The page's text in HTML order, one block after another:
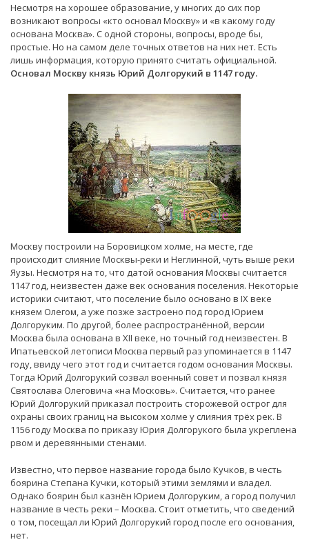
Несмотря на хорошее образование, у многих до сих пор
возникают вопросы «кто основал Москву» и «в какому году
основана Москва». С одной стороны, вопросы, вроде бы,
простые. Но на самом деле точных ответов на них нет. Есть
лишь информация, которую принято считать официальной.
Основал Москву князь Юрий Долгорукий в 1147 году.
Москву построили на Боровицком холме, на месте, где
происходит слияние Москвы-реки и Неглинной, чуть выше реки
Яузы. Несмотря на то, что датой основания Москвы считается
1147 год, неизвестен даже век основания поселения. Некоторые
историки считают, что поселение было основано в IX веке
князем Олегом, а уже позже застроено под город Юрием
Долгоруким. По другой, более распространённой, версии
Москва была основана в XII веке, но точный год неизвестен. В
Ипатьевской летописи Москва первый раз упоминается в 1147
году, ввиду чего этот год и считается годом основания Москвы.
Тогда Юрий Долгорукий созвал военный совет и позвал князя
Святослава Олеговича «на Московь». Считается, что ранее
Юрий Долгорукий приказал построить сторожевой острог для
охраны своих границ на высоком холме у слияния трёх рек. В
1156 году Москва по приказу Юрия Долгорукого была укреплена
рвом и деревянными стенами.
Известно, что первое название города было Кучков, в честь
боярина Степана Кучки, который этими землями и владел.
Однако боярин был казнён Юрием Долгоруким, а город получил
название в честь реки – Москва. Стоит отметить, что сведений
о том, посещал ли Юрий Долгорукий город после его основания,
нет.